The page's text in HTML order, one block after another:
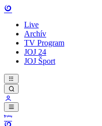
Live
Archív
TV Program
JOJ 24
JOJ Šport